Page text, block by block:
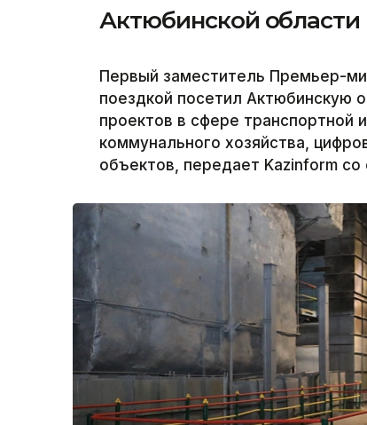
Актюбинской области
Первый заместитель Премьер-
поездкой посетил Актюбинскую
проектов в сфере
коммунального хозяйства,
объектов, передает Kazinform